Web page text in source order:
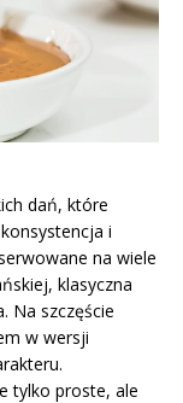
dań, które
i
na wiele
klasyczna
Na szczęście
w wersji
tylko proste, ale